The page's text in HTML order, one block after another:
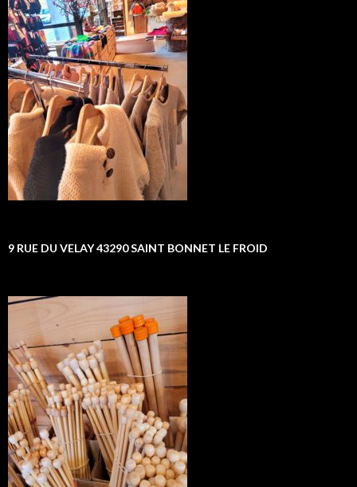
9 RUE DU VELAY 43290 SAINT BONNET LE FROID